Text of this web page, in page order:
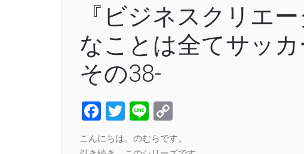
『ビジネスクリエ
なことは全てサッ
その38-
Facebook
Twitter
Line
Link
こんにちは。のむらです。